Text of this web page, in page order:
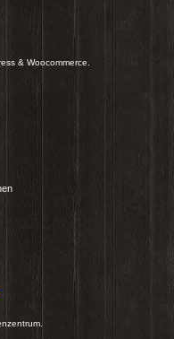
& Woocommerce.